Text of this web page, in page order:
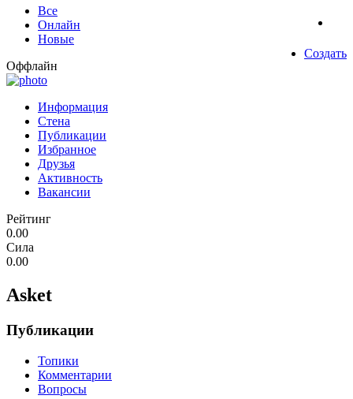
Все
Онлайн
Новые
Создать
Оффлайн
Информация
Стена
Публикации
Избранное
Друзья
Активность
Вакансии
Рейтинг
0.00
Сила
0.00
Asket
Публикации
Топики
Комментарии
Вопросы